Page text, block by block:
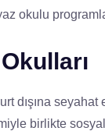
okulu
dışına seyahat
birlikte